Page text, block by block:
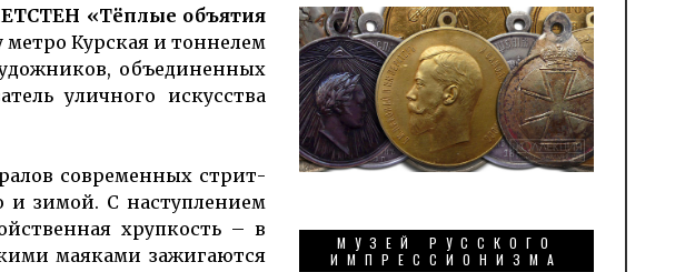
«Тёплые объятия
Курская и тоннелем
объединенных
уличного искусства
современных стрит-
и зимой. С наступлением
хрупкость – в
маяками зажигаются
МУЗЕЙ РУССКОГО
ИМПРЕССИОНИЗМА